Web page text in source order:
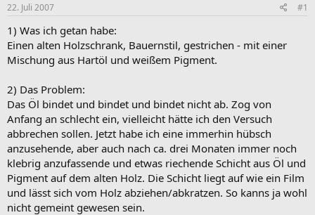
e
a
m
22. Juli 2007 #1
1) Was ich getan habe:
Einen alten Holzschrank, Bauernstil, gestrichen - mit einer
Mischung aus Hartöl und weißem Pigment.
2) Das Problem:
Das Öl bindet und bindet und bindet nicht ab. Zog von
Anfang an schlecht ein, vielleicht hätte ich den Versuch
abbrechen sollen. Jetzt habe ich eine immerhin hübsch
anzusehende, aber auch nach ca. drei Monaten immer noch
klebrig anzufassende und etwas riechende Schicht aus Öl und
Pigment auf dem alten Holz. Die Schicht liegt auf wie ein Film
und lässt sich vom Holz abziehen/abkratzen. So kanns ja wohl
nicht gemeint gewesen sein.